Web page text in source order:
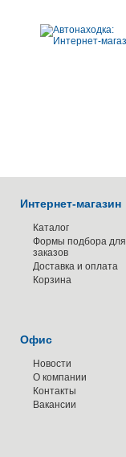
Интернет-магазин
Каталог
Формы подбора для
заказов
Доставка и оплата
Корзина
Офис
Новости
О компании
Контакты
Вакансии